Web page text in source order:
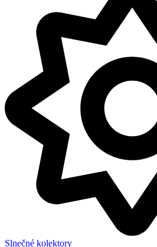
Slnečné kolektory